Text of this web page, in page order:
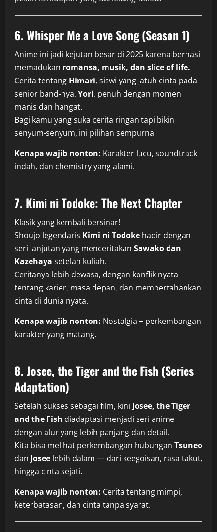
6. Whisper Me a Love Song (Season 1)
Anime ini jadi kejutan besar di 2025 karena berhasil
memadukan romansa, musik, dan slice of life.
Cerita tentang Himari, siswi yang jatuh cinta pada
senior band-nya, Yori, penuh dengan momen
manis dan hangat.
Bagi kamu yang suka cerita ringan tapi bikin
senyum-senyum, ini pilihan sempurna.
Kenapa wajib nonton: Karakter lucu, soundtrack
indah, dan chemistry yang alami.
7. Kimi ni Todoke: The Next Chapter
Klasik yang kembali bersinar!
Shoujo legendaris Kimi ni Todoke hadir dengan
seri lanjutan yang menceritakan Sawako dan
Kazehaya setelah kuliah.
Ceritanya lebih dewasa, dengan konflik nyata
tentang karier, masa depan, dan mempertahankan
cinta di dunia nyata.
Kenapa wajib nonton: Nostalgia + perkembangan
karakter yang matang.
8. Josee, the Tiger and the Fish (Series
Adaptation)
Setelah sukses sebagai film, kini Josee, the Tiger
and the Fish diadaptasi menjadi seri anime
dengan alur yang lebih panjang dan detail.
Kita bisa melihat perkembangan hubungan Tsuneo
dan Josee lebih dalam — dari keegoisan, rasa takut,
hingga cinta sejati.
Kenapa wajib nonton: Cerita tentang mimpi,
keterbatasan, dan cinta tanpa syarat.